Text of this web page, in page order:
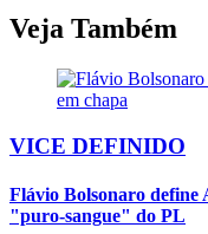
Veja Também
VICE DEFINIDO
Flávio Bolsonaro define
"puro-sangue" do PL